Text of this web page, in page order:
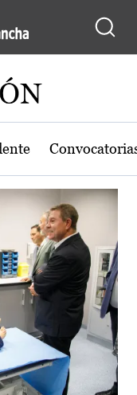
de Castilla-